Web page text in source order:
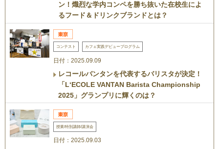
ン！熾烈な学内コンペを勝ち抜いた在校生によ
るフード＆ドリンクブランドとは？
コンテスト カフェ実践デビュープログラム
日付：2025.09.09
レコールバンタンを代表するバリスタが決定！
「L‘ECOLE VANTAN Barista Championship
2025」グランプリに輝くのは？
授業/特別講師/講演会
日付：2025.09.03